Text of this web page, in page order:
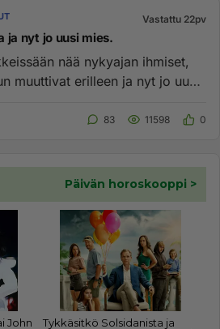
Vastattu 22pv
Helmi -Leena Nummela ja nyt jo uusi mies.
nää nykyajan ihmiset,
muuttivat erilleen ja nyt jo uusi
83 11598 0